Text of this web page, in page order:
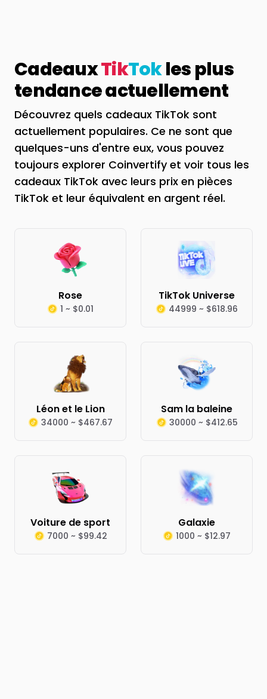
CadeauxTikTokles plus
tendance actuellement
Découvrez quels cadeaux TikTok sont
actuellement populaires. Ce ne sont que
quelques-uns d'entre eux, vous pouvez
toujours explorer Coinvertify et voir tous les
cadeaux TikTok avec leurs prix en pièces
TikTok et leur équivalent en argent réel.
Rose
1 ~ $0.01
TikTok Universe
44999 ~ $618.96
Léon et le Lion
34000 ~ $467.67
Sam la baleine
30000 ~ $412.65
Voiture de sport
7000 ~ $99.42
Galaxie
1000 ~ $12.97